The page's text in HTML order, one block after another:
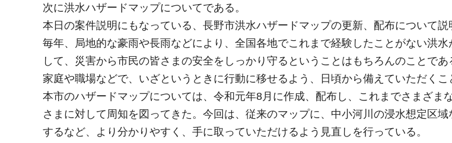
次に洪水ハザードマップについてである。
本日の案件説明にもなっている、長野市洪水ハザードマップの更新、配布について説
毎年、局地的な豪雨や長雨などにより、全国各地でこれまで経験したことがない洪水
して、災害から市民の皆さまの安全をしっかり守るということはもちろんのことであ
家庭や職場などで、いざというときに行動に移せるよう、日頃から備えていただくこ
本市のハザードマップについては、令和元年8月に作成、配布し、これまでさまざま
さまに対して周知を図ってきた。今回は、従来のマップに、中小河川の浸水想定区
するなど、より分かりやすく、手に取っていただけるよう見直しを行っている。